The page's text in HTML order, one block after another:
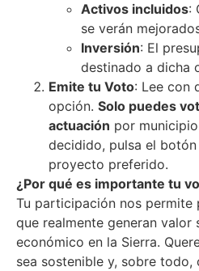
Activos incluidos:
se verán
Inversión: El
destinado a dicha
Emite tu Voto: Lee con
opción. Solo puedes
actuación por
decidido, pulsa el botón
proyecto preferido.
¿Por qué es importante tu
Tu participación nos permite
que realmente generan
económico en la Sierra.
sea sostenible y, sobre todo,